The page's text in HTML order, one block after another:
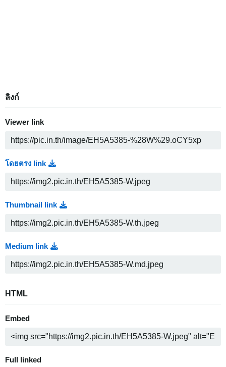
ลิงก์
Viewer link
โดยตรง link
Thumbnail link
Medium link
HTML
Embed
Full linked